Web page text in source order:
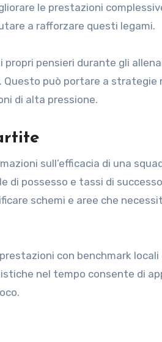
le prestazioni
a rafforzare questi legami.
pensieri durante gli
può portare a strategie
di alta pressione.
sull’efficacia di una
di possesso e tassi di
schemi e aree che
con benchmark
nel tempo consente di